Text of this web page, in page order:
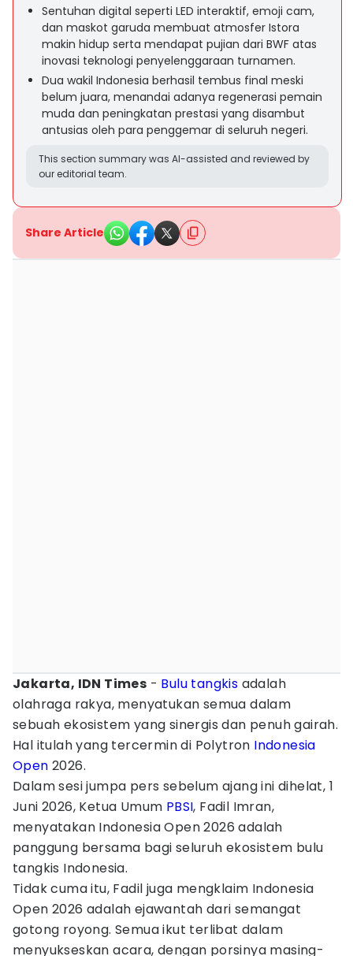
Sentuhan digital seperti LED interaktif, emoji cam,
dan maskot garuda membuat atmosfer Istora
makin hidup serta mendapat pujian dari BWF atas
inovasi teknologi penyelenggaraan turnamen.
Dua wakil Indonesia berhasil tembus final meski
belum juara, menandai adanya regenerasi pemain
muda dan peningkatan prestasi yang disambut
antusias oleh para penggemar di seluruh negeri.
This section summary was AI-assisted and reviewed by
our editorial team.
Share Article
Jakarta, IDN Times - Bulu tangkis adalah
olahraga rakya, menyatukan semua dalam
sebuah ekosistem yang sinergis dan penuh gairah.
Hal itulah yang tercermin di Polytron Indonesia
Open 2026.
Dalam sesi jumpa pers sebelum ajang ini dihelat, 1
Juni 2026, Ketua Umum PBSI, Fadil Imran,
menyatakan Indonesia Open 2026 adalah
panggung bersama bagi seluruh ekosistem bulu
tangkis Indonesia.
Tidak cuma itu, Fadil juga mengklaim Indonesia
Open 2026 adalah ejawantah dari semangat
gotong royong. Semua ikut terlibat dalam
menyukseskan acara, dengan porsinya masing-